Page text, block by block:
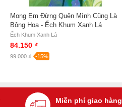
Mong Em Đừng Quên Mình Cũng Là
Bông Hoa - Ếch Khum Xanh Lá
Ếch Khum Xanh Lá
84.150 ₫
99.000 ₫ -15%
Miễn phí giao hàng